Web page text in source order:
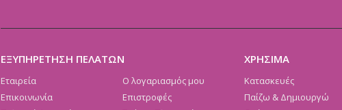
ΕΞΥΠΗΡΕΤΗΣΗ ΠΕΛΑΤΩΝ
Εταιρεία
Επικοινωνία
Ο λογαριασμός μου
Επιστροφές
ΧΡΗΣΙΜΑ
Κατασκευές
Παίζω & Δημιουργώ